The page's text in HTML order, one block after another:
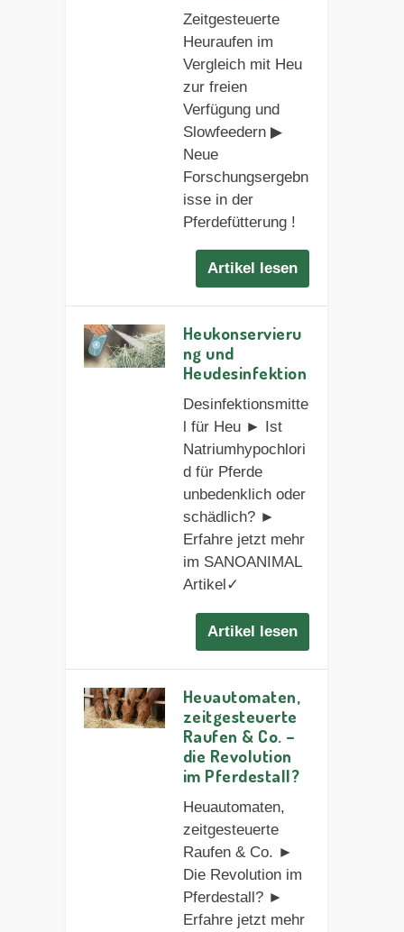
Zeitgesteuerte
Heuraufen im
Vergleich mit Heu
zur freien
Verfügung und
Slowfeedern ▶︎
Neue
Forschungsergebn
isse in der
Pferdefütterung !
Artikel lesen
Heukonservieru
ng und
Heudesinfektion
Desinfektionsmitte
l für Heu ► Ist
Natriumhypochlori
d für Pferde
unbedenklich oder
schädlich? ►
Erfahre jetzt mehr
im SANOANIMAL
Artikel✓
Artikel lesen
Heuautomaten,
zeitgesteuerte
Raufen & Co. –
die Revolution
im Pferdestall?
Heuautomaten,
zeitgesteuerte
Raufen & Co. ►
Die Revolution im
Pferdestall? ►
Erfahre jetzt mehr